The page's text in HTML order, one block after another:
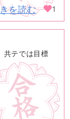
を読む 1
共テでは目標